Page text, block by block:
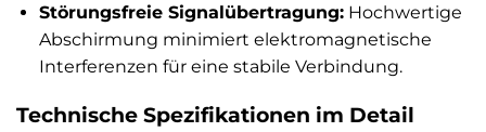
Störungsfreie Signalübertragung:Hochwertige
Abschirmung minimiert elektromagnetische
Interferenzen für eine stabile Verbindung.
Technische Spezifikationen im Detail